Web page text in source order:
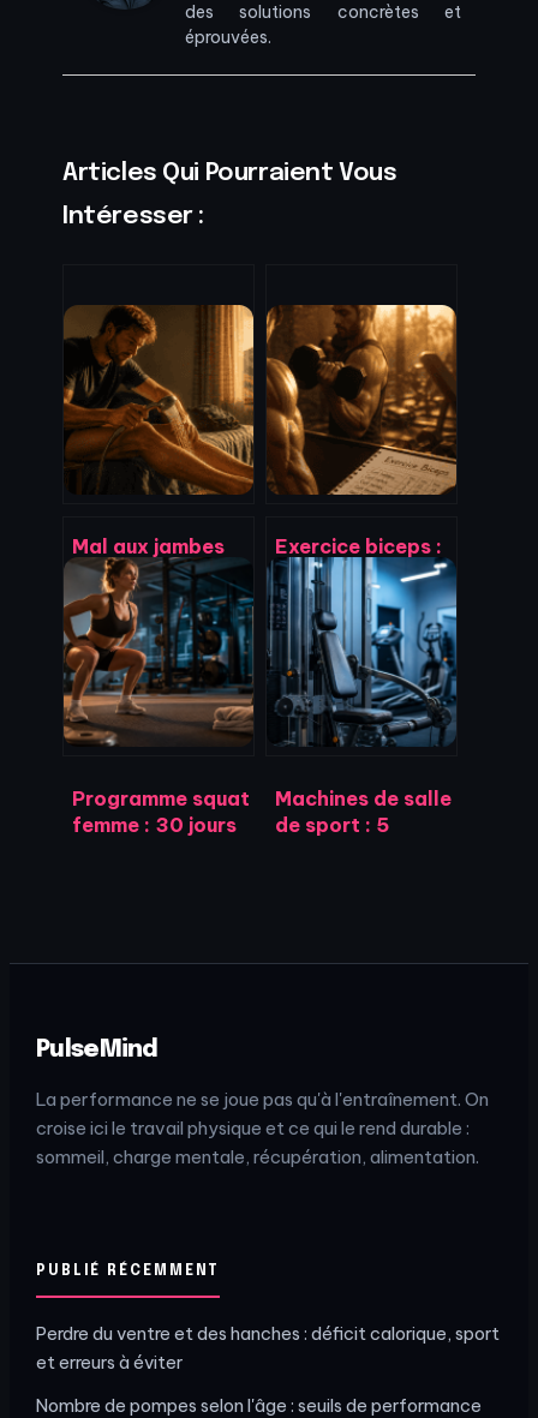
des solutions concrètes et
éprouvées.
Articles Qui Pourraient Vous
Intéresser :
Mal aux jambes
après la marche :
identifier la cause
et soulager la
douleur
durablement
Exercice biceps :
3 erreurs
d’amplitude qui
bloquent votre
prise de volume
Programme squat
femme : 30 jours
Machines de salle
de sport : 5
PulseMind
La performance ne se joue pas qu'à l'entraînement. On
croise ici le travail physique et ce qui le rend durable :
sommeil, charge mentale, récupération, alimentation.
PUBLIÉ RÉCEMMENT
Perdre du ventre et des hanches : déficit calorique, sport
et erreurs à éviter
Nombre de pompes selon l'âge : seuils de performance